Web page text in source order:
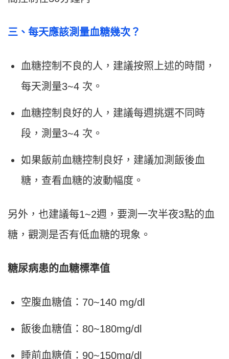
三、每天應該測量血糖幾次？
血糖控制不良的人，建議按照上述的時間，
每天測量3~4 次。
血糖控制良好的人，建議每週挑選不同時
段，測量3~4 次。
如果飯前血糖控制良好，建議加測飯後血
糖，查看血糖的波動幅度。
另外，也建議每1~2週，要測一次半夜3點的血
糖，觀測是否有低血糖的現象。
糖尿病患的血糖標準值
空腹血糖值：70~140 mg/dl
飯後血糖值：80~180mg/dl
睡前血糖值：90~150mg/dl